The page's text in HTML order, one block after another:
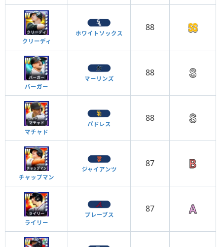
クリーディ
ホワイトソックス
88
バーガー
マーリンズ
88
マチャド
パドレス
88
チャップマン
ジャイアンツ
87
ライリー
ブレーブス
87